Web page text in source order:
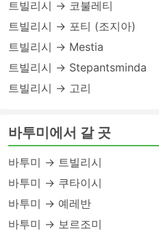
트빌리시 → 코불레티
트빌리시 → 포티 (조지아)
트빌리시 → Mestia
트빌리시 → Stepantsminda
트빌리시 → 고리
바투미에서 갈 곳
바투미 → 트빌리시
바투미 → 쿠타이시
바투미 → 예레반
바투미 → 보르조미